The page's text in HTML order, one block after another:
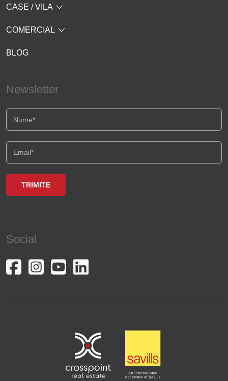
CASE / VILA
COMERCIAL
BLOG
Newsletter
Social